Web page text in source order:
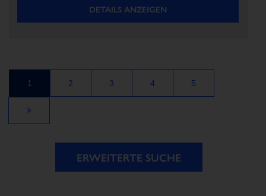
DETAILS ANZEIGEN
1 2 3 4 5
ERWEITERTE SUCHE